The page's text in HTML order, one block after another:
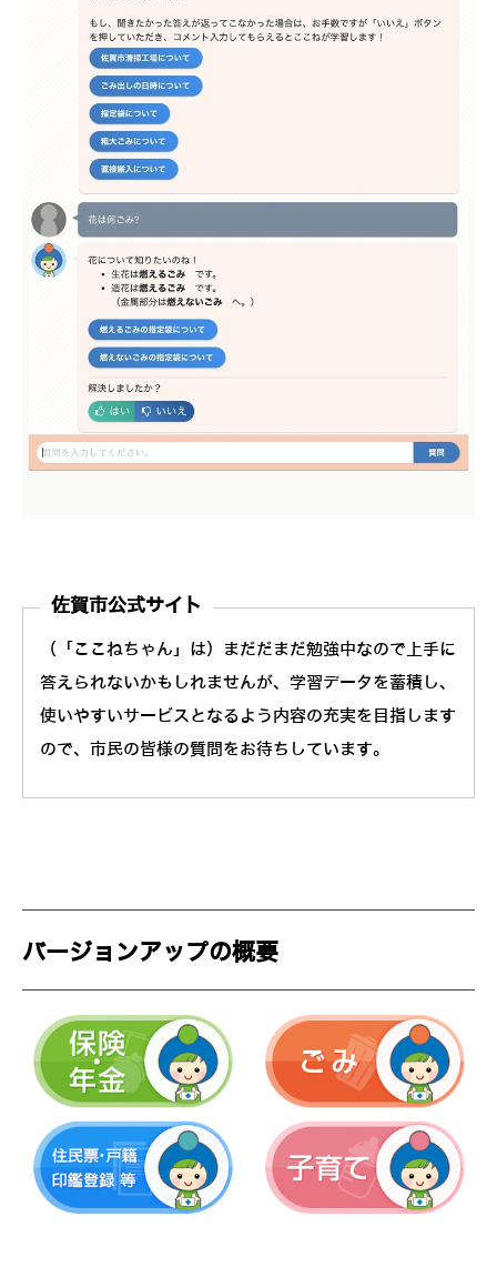
佐賀市公式サイト
（「ここねちゃん」は）まだだまだ勉強中なので上手に
答えられないかもしれませんが、学習データを蓄積し、
使いやすいサービスとなるよう内容の充実を目指します
ので、市民の皆様の質問をお待ちしています。
バージョンアップの概要